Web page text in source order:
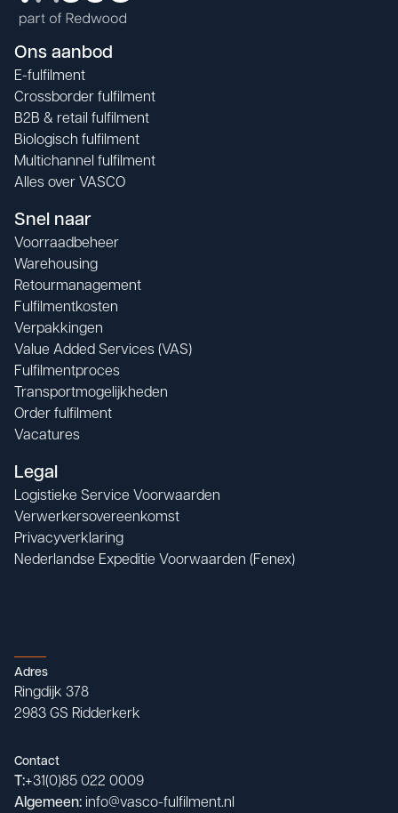
Ons aanbod
E-fulfilment
Crossborder fulfilment
B2B & retail fulfilment
Biologisch fulfilment
Multichannel fulfilment
Alles over VASCO
Snel naar
Voorraadbeheer
Warehousing
Retourmanagement
Fulfilmentkosten
Verpakkingen
Value Added Services (VAS)
Fulfilmentproces
Transportmogelijkheden
Order fulfilment
Vacatures
Legal
Logistieke Service Voorwaarden
Verwerkersovereenkomst
Privacyverklaring
Nederlandse Expeditie Voorwaarden (Fenex)
Adres
Ringdijk 378
2983 GS Ridderkerk
Contact
T:+31(0)85 022 0009
Algemeen: info@vasco-fulfilment.nl